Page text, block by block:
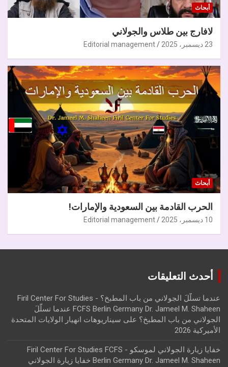
أبحاث
لافارج بين طلاس والجولاني
23 ديسمبر، 2025 Editorial management
أبحاث
الحرب القادمة بين السعودية والإمارات!
10 ديسمبر، 2025 Editorial management
أحدث التعليقات
عندما تسلّلَ الجولاني من باب المطبخ؟ - Firil Center For Studies
FCFS Berlin Germany Dr. Jameel M. Shaheen عندما تسلّلَ
الجولاني من باب المطبخ؟ على سيناريوهات انهيار الولايات المتحدة
الأميركية 2026
خفايا زيارة الجولاني لموسكو - Firil Center For Studies FCFS
Berlin Germany Dr. Jameel M. Shaheen خفايا زيارة الجولاني